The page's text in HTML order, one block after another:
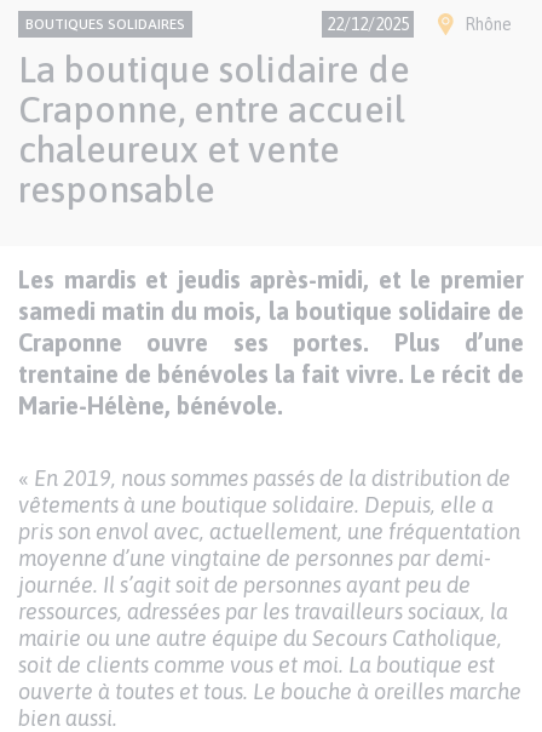
CONTENU
NATIONAL
Thème
BOUTIQUES SOLIDAIRES 22/12/2025 Ville(s)
Rhône
La boutique solidaire de
Craponne, entre accueil
chaleureux et vente
responsable
Paragraphes
de
contenu
Texte
Les mardis et jeudis après-midi, et le premier
samedi matin du mois, la boutique solidaire de
Craponne ouvre ses portes. Plus d’une
trentaine de bénévoles la fait vivre. Le récit de
Marie-Hélène, bénévole.
« En 2019, nous sommes passés de la distribution de
vêtements à une boutique solidaire. Depuis, elle a
pris son envol avec, actuellement, une fréquentation
moyenne d’une vingtaine de personnes par demi-
journée. Il s’agit soit de personnes ayant peu de
ressources, adressées par les travailleurs sociaux, la
mairie ou une autre équipe du Secours Catholique,
soit de clients comme vous et moi. La boutique est
ouverte à toutes et tous. Le bouche à oreilles marche
bien aussi.